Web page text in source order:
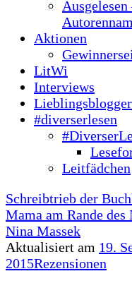
Aktionen
LitWi
Interviews
Lieblingsblogger
#diverserlesen
Leitfädchen
Schreibtrieb der
Mama am Rande des
Nina Massek
Aktualisiert am 19.
2015Rezensionen